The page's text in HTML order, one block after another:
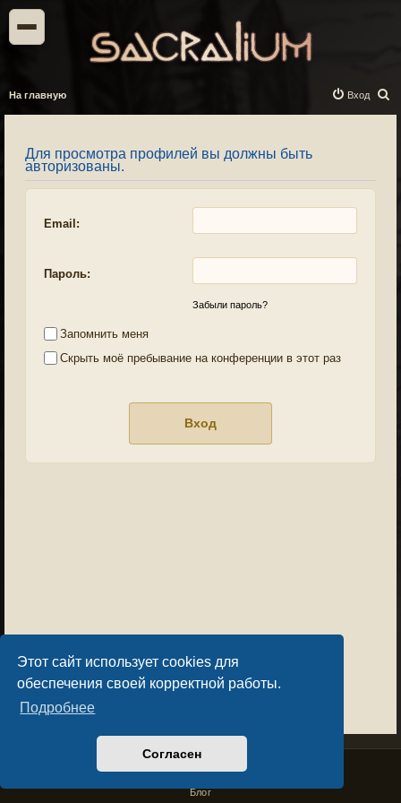
Этот сайт использует cookies для
обеспечения своей корректной работы.
Подробнее
Согласен
На главную
о
Вход
Для просмотра профилей вы должны быть
авторизованы.
Email:
Пароль:
Забыли пароль?
Запомнить меня
Скрыть моё пребывание на конференции в этот раз
Privacy PolicyLicense Agreement
Copyright © Sacralium Games 2023-
Блог